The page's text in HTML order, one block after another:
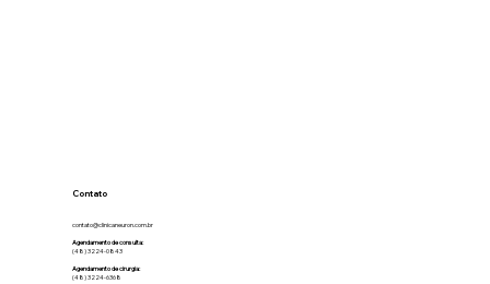
Contato
contato@clinicaneuron.com.br
Agendamento de consulta:
(48) 3224-0843
Agendamento de cirurgia:
(48) 3224-6368